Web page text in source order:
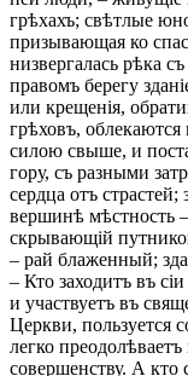
грѣхахъ; свѣтлые
призывающая ко
низвергалась рѣка
правомъ берегу
или крещенія,
грѣховъ,
силою свыше, и
гору, съ разными
сердца отъ страстей;
вершинѣ мѣстность
скрывающій
– рай блаженный;
– Кто заходитъ въ
и участвуетъ въ
Церкви, пользуется
легко преодолѣваетъ
совершенству. А кто